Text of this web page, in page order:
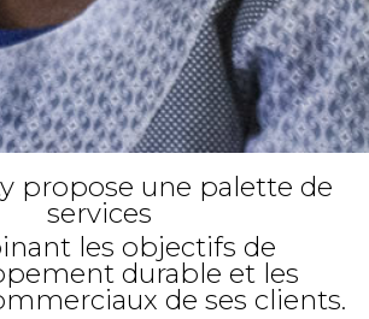
propose une palette de
services
les objectifs de
durable et les
de ses clients.